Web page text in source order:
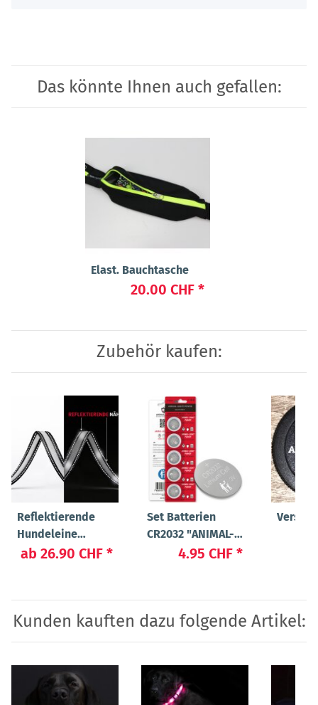
Das könnte Ihnen auch gefallen:
Elast. Bauchtasche
20.00 CHF *
Zubehör kaufen:
Reflektierende
Hundeleine
"Manager"
ab 26.90 CHF *
Set Batterien
CR2032 "ANIMAL-
LIGHT POWER"
4.95 CHF *
Kunden kauften dazu folgende Artikel: